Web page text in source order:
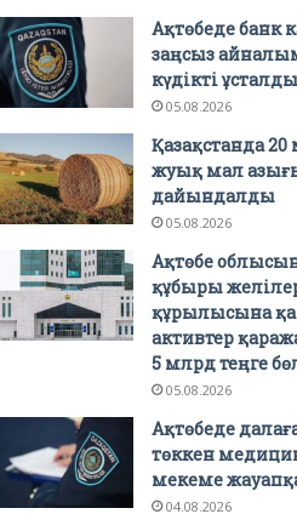
Ақтөбеде банк
заңсыз
күдікті ұсталды
05.08.2026
Қазақстанда
жуық мал
дайындалды
05.08.2026
Ақтөбе
құбыры
құрылысына
активтер
5 млрд теңге
05.08.2026
Ақтөбеде
төккен
мекеме
04.08.2026